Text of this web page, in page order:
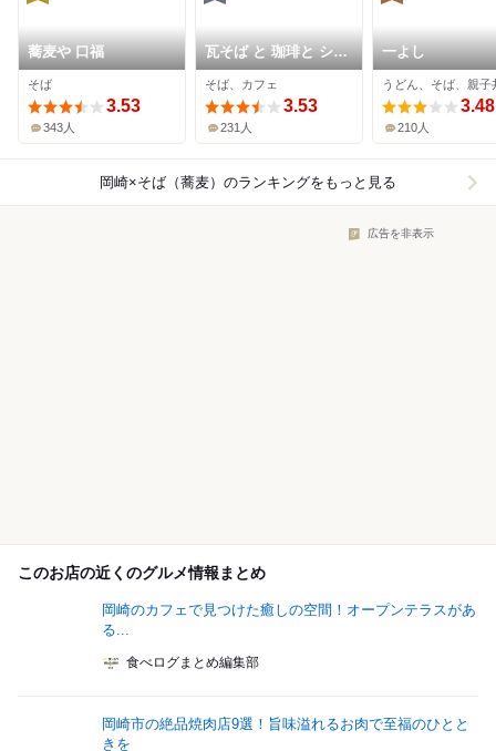
蕎麦や 口福
そば
3.53
343人
瓦そば と 珈琲と シガ
食堂
そば、カフェ
3.53
231人
一よし
うどん、そば、親子
3.48
210人
岡崎×そば（蕎麦） のランキングをもっと見る
広告を非表示
このお店の近くのグルメ情報まとめ
岡崎のカフェで見つけた癒しの空間！オープンテラスがあ
る...
食べログまとめ編集部
岡崎市の絶品焼肉店9選！旨味溢れるお肉で至福のひとと
きを